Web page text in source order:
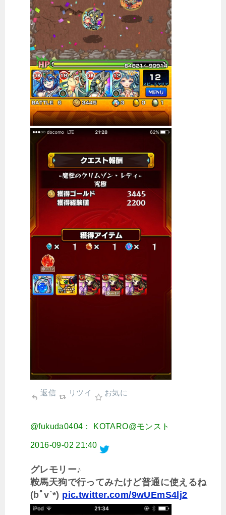
返信 リツイ お気に
@fukuda0404： KOTARO@モンスト
2016-09-02 21:40
グレモリー♪
鞍馬天狗で行ってみたけど普通に使えるね
(bﾟv`*) pic.twitter.com/9wUEmS4lj2